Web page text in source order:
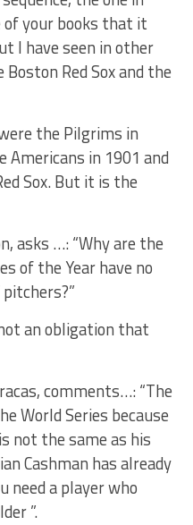
of your books that it
I have seen in other
Red Sox and the
the Pilgrims in
Americans in 1901 and
Sox. But it is the
asks …: “Why are the
of the Year have no
an obligation that
comments…: “The
World Series because
not the same as his
Cashman has already
need a player who
”.